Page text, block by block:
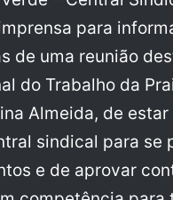
para
de uma reunião
do Trabalho da
Almeida, de
sindical para se
e de aprovar